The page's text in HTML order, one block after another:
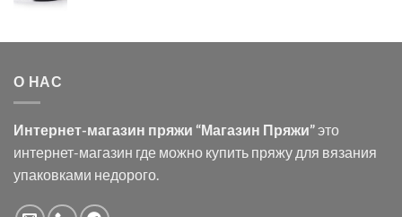
О НАС
Интернет-магазин пряжи “Магазин Пряжи”это
интернет-магазин где можно купить пряжу для вязания
упаковками недорого.